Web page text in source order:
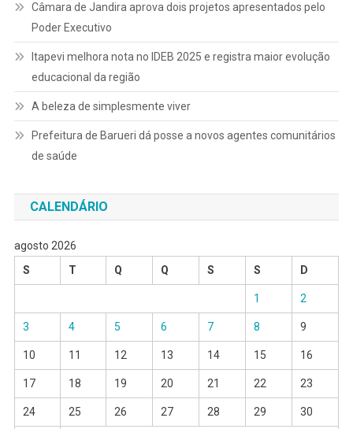
Câmara de Jandira aprova dois projetos apresentados pelo
Poder Executivo
Itapevi melhora nota no IDEB 2025 e registra maior evolução
educacional da região
A beleza de simplesmente viver
Prefeitura de Barueri dá posse a novos agentes comunitários
de saúde
CALENDÁRIO
agosto 2026
S
T Q Q S S D
1 2
3 4 5 6 7 8 9
10 11 12 13 14 15 16
17 18 19 20 21 22 23
24 25 26 27 28 29 30